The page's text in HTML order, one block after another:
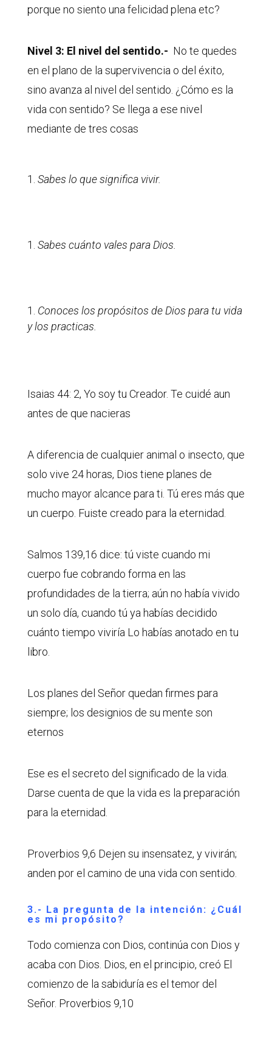
porque no siento una felicidad plena etc?
Nivel 3: El nivel del sentido.- No te quedes
en el plano de la supervivencia o del éxito,
sino avanza al nivel del sentido. ¿Cómo es la
vida con sentido? Se llega a ese nivel
mediante de tres cosas
Sabes lo que significa vivir.
Sabes cuánto vales para Dios.
Conoces los propósitos de Dios para tu vida
y los practicas.
Isaias 44: 2, Yo soy tu Creador. Te cuidé aun
antes de que nacieras
A diferencia de cualquier animal o insecto, que
solo vive 24 horas, Dios tiene planes de
mucho mayor alcance para ti. Tú eres más que
un cuerpo. Fuiste creado para la eternidad.
Salmos 139,16 dice: tú viste cuando mi
cuerpo fue cobrando forma en las
profundidades de la tierra; aún no había vivido
un solo día, cuando tú ya habías decidido
cuánto tiempo viviría Lo habías anotado en tu
libro.
Los planes del Señor quedan firmes para
siempre; los designios de su mente son
eternos
Ese es el secreto del significado de la vida.
Darse cuenta de que la vida es la preparación
para la eternidad.
Proverbios 9,6 Dejen su insensatez, y vivirán;
anden por el camino de una vida con sentido.
3.- La pregunta de la intención: ¿Cuál
es mi propósito?
Todo comienza con Dios, continúa con Dios y
acaba con Dios. Dios, en el principio, creó El
comienzo de la sabiduría es el temor del
Señor. Proverbios 9,10